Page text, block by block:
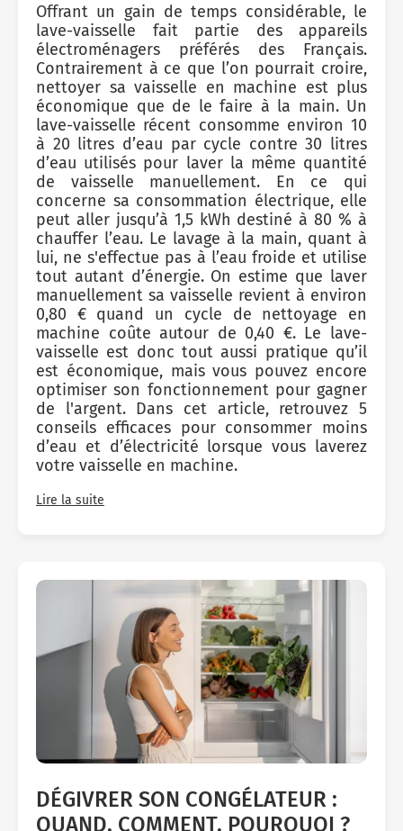
Offrant un gain de temps considérable, le
lave-vaisselle fait partie des appareils
électroménagers préférés des Français.
Contrairement à ce que l’on pourrait croire,
nettoyer sa vaisselle en machine est plus
économique que de le faire à la main. Un
lave-vaisselle récent consomme environ 10
à 20 litres d’eau par cycle contre 30 litres
d’eau utilisés pour laver la même quantité
de vaisselle manuellement. En ce qui
concerne sa consommation électrique, elle
peut aller jusqu’à 1,5 kWh destiné à 80 % à
chauffer l’eau. Le lavage à la main, quant à
lui, ne s'effectue pas à l’eau froide et utilise
tout autant d’énergie. On estime que laver
manuellement sa vaisselle revient à environ
0,80 € quand un cycle de nettoyage en
machine coûte autour de 0,40 €. Le lave-
vaisselle est donc tout aussi pratique qu’il
est économique, mais vous pouvez encore
optimiser son fonctionnement pour gagner
de l'argent. Dans cet article, retrouvez 5
conseils efficaces pour consommer moins
d’eau et d’électricité lorsque vous laverez
votre vaisselle en machine.
Lire la suite
DÉGIVRER SON CONGÉLATEUR :
QUAND, COMMENT, POURQUOI ?